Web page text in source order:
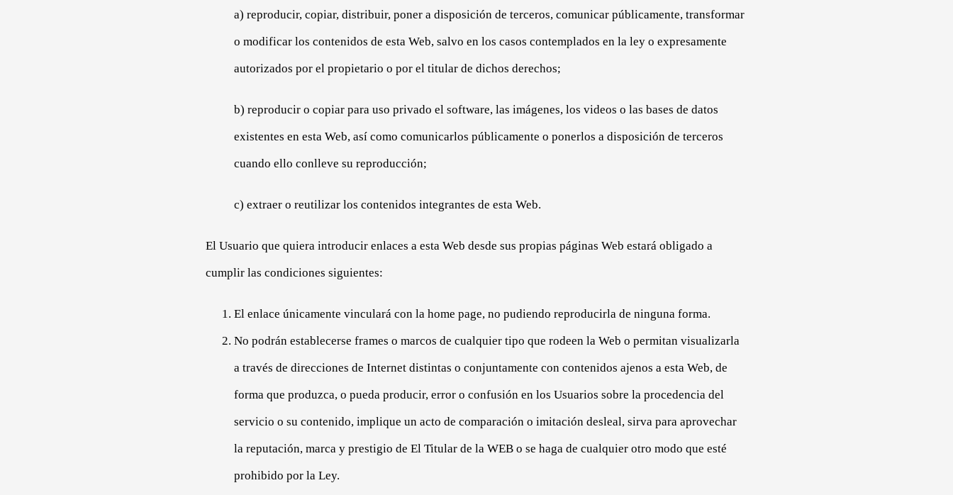
a) reproducir, copiar, distribuir, poner a disposición de terceros, comunicar públicamente, transformar
o modificar los contenidos de esta Web, salvo en los casos contemplados en la ley o expresamente
autorizados por el propietario o por el titular de dichos derechos;
b) reproducir o copiar para uso privado el software, las imágenes, los videos o las bases de datos
existentes en esta Web, así como comunicarlos públicamente o ponerlos a disposición de terceros
cuando ello conlleve su reproducción;
c) extraer o reutilizar los contenidos integrantes de esta Web.
El Usuario que quiera introducir enlaces a esta Web desde sus propias páginas Web estará obligado a
cumplir las condiciones siguientes:
El enlace únicamente vinculará con la home page, no pudiendo reproducirla de ninguna forma.
No podrán establecerse frames o marcos de cualquier tipo que rodeen la Web o permitan visualizarla
a través de direcciones de Internet distintas o conjuntamente con contenidos ajenos a esta Web, de
forma que produzca, o pueda producir, error o confusión en los Usuarios sobre la procedencia del
servicio o su contenido, implique un acto de comparación o imitación desleal, sirva para aprovechar
la reputación, marca y prestigio de El Titular de la WEB o se haga de cualquier otro modo que esté
prohibido por la Ley.